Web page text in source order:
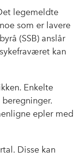
legemeldte
som er lavere
(SSB) anslår
kan
Enkelte
epler med
Disse kan